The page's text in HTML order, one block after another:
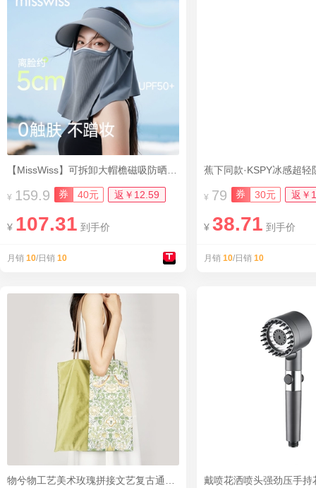
¥ 159.9 券 40元 返￥12.59
¥ 107.31 到手价
月销 10/日销 10
¥ 79 券 30元 返￥
¥ 38.71 到手价
月销 10/日销 10
戴喷花洒喷头强劲压手持